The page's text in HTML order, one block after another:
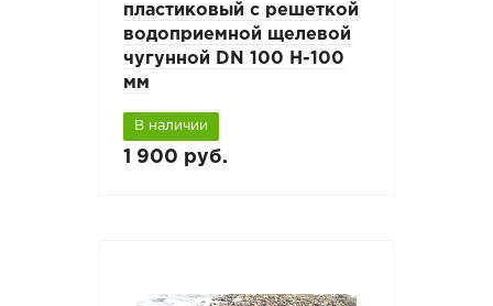
пластиковый с решеткой
водоприемной щелевой
чугунной DN 100 H-100
мм
В наличии
1 900 руб.